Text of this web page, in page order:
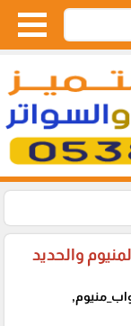
والحديد